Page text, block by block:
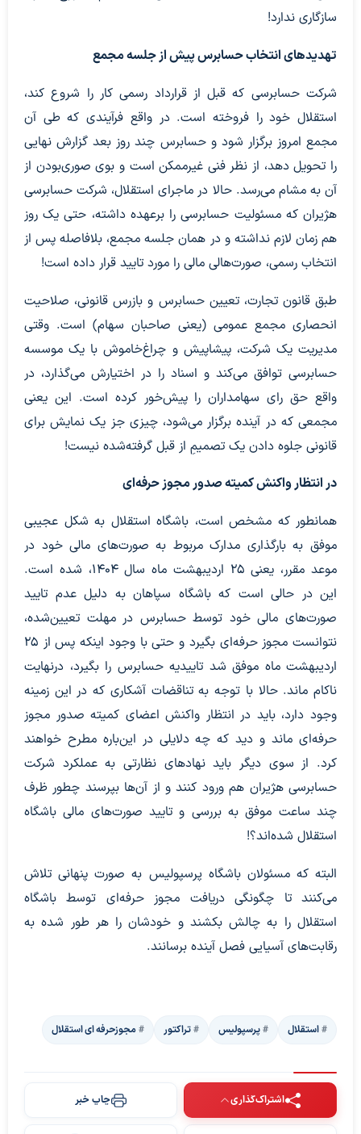
سازگاری ندارد!
تهدیدهای انتخاب حسابرس پیش از جلسه مجمع
شرکت حسابرسی که قبل از قرارداد رسمی کار را شروع کند،
استقلال خود را فروخته است. در واقع فرآیندی که طی آن
مجمع امروز برگزار شود و حسابرس چند روز بعد گزارش نهایی
را تحویل دهد، از نظر فنی غیرممکن است و بوی صوری‌بودن از
آن به مشام می‌رسد. حالا در ماجرای استقلال، شرکت حسابرسی
هژیران که مسئولیت حسابرسی را برعهده داشته، حتی یک روز
هم زمان لازم نداشته و در همان جلسه مجمع، بلافاصله پس از
انتخاب رسمی، صورت‌هالی مالی را مورد تایید قرار داده است!
طبق قانون تجارت، تعیین حسابرس و بازرس قانونی، صلاحیت
انحصاری مجمع عمومی (یعنی صاحبان سهام) است. وقتی
مدیریت یک شرکت، پیشاپیش و چراغ‌خاموش با یک موسسه
حسابرسی توافق می‌کند و اسناد را در اختیارش می‌گذارد، در
واقع حق رای سهامداران را پیش‌خور کرده است. این یعنی
مجمعی که در آینده برگزار می‌شود، چیزی جز یک نمایش برای
قانونی جلوه دادن یک تصمیمِ از قبل گرفته‌شده نیست!
در انتظار واکنش کمیته صدور مجوز حرفه‌ای
همانطور که مشخص است، باشگاه استقلال به شکل عجیبی
موفق به بارگذاری مدارک مربوط به صورت‌های مالی خود در
موعد مقرر، یعنی ۲۵ اردیبهشت ماه سال ۱۴۰۴، شده است.
این در حالی است که باشگاه سپاهان به دلیل عدم تایید
صورت‌های مالی خود توسط حسابرس در مهلت تعیین‌شده،
نتوانست مجوز حرفه‌ای بگیرد و حتی با وجود اینکه پس از ۲۵
اردیبهشت ماه موفق شد تاییدیه حسابرس را بگیرد، درنهایت
ناکام ماند. حالا با توجه به تناقضات آشکاری که در این زمینه
وجود دارد، باید در انتظار واکنش اعضای کمیته صدور مجوز
حرفه‌ای ماند و دید که چه دلایلی در این‌باره مطرح خواهند
کرد. از سوی دیگر باید نهادهای نظارتی به عملکرد شرکت
حسابرسی هژیران هم ورود کنند و از آن‌ها بپرسند چطور ظرف
چند ساعت موفق به بررسی و تایید صورت‌های مالی باشگاه
استقلال شده‌اند؟!
البته که مسئولان باشگاه پرسپولیس به صورت پنهانی تلاش
می‌کنند تا چگونگی دریافت مجوز حرفه‌ای توسط باشگاه
استقلال را به چالش بکشند و خودشان را هر طور شده به
رقابت‌های آسیایی فصل آینده برسانند.
استقلال پرسپولیس تراکتور مجوزحرفه ای استقلال
اشتراک‌گذاری چاپ خبر